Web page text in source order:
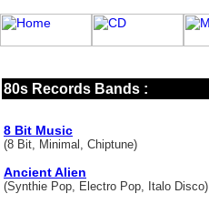
80s Records Bands :
8 Bit Music
(8 Bit, Minimal, Chiptune)
Ancient Alien
(Synthie Pop, Electro Pop, Italo Disco)